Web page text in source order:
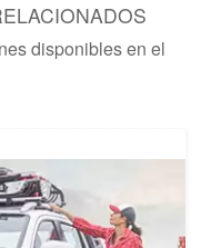
disponibles en el